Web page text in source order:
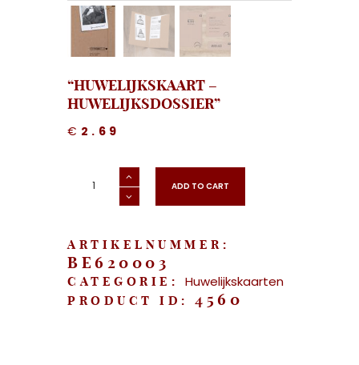
“HUWELIJKSKAART –
HUWELIJKSDOSSIER”
€ 2.69
"Huwelijkskaart
Huwelijksdossier" ADD TO CART
ARTIKELNUMMER:
BE620003
CATEGORIE: Huwelijkskaarten
PRODUCT ID: 4560